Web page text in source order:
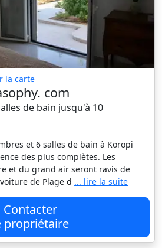
la carte
com
de bain jusqu'à 10
et 6 salles de bain à Koropi
des plus complètes. Les
et du grand air seront ravis de
de Plage d ... lire la suite
Contacter
propriétaire